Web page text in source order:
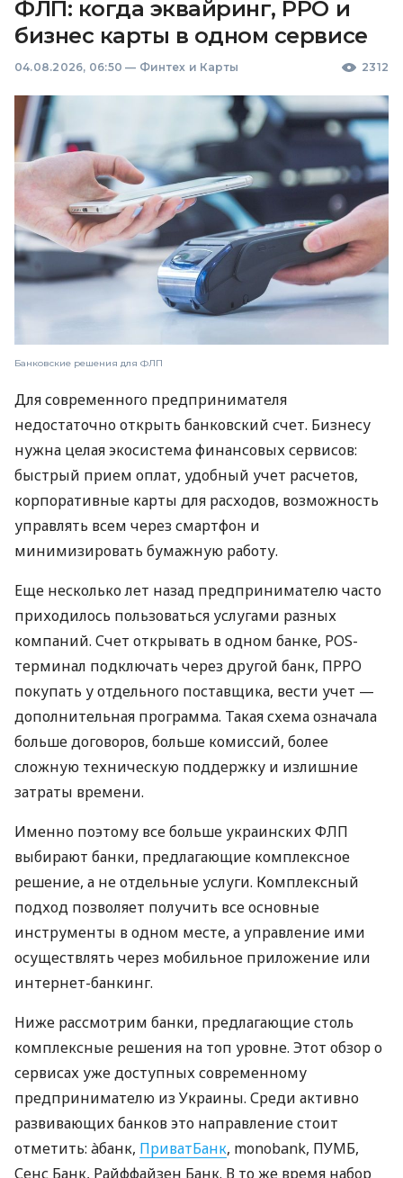
ФЛП: когда эквайринг, РРО и
бизнес карты в одном сервисе
04.08.2026, 06:50 — Финтех и Карты 2312
Банковские решения для ФЛП
Для современного предпринимателя
недостаточно открыть банковский счет. Бизнесу
нужна целая экосистема финансовых сервисов:
быстрый прием оплат, удобный учет расчетов,
корпоративные карты для расходов, возможность
управлять всем через смартфон и
минимизировать бумажную работу.
Еще несколько лет назад предпринимателю часто
приходилось пользоваться услугами разных
компаний. Счет открывать в одном банке, POS-
терминал подключать через другой банк, ПРРО
покупать у отдельного поставщика, вести учет —
дополнительная программа. Такая схема означала
больше договоров, больше комиссий, более
сложную техническую поддержку и излишние
затраты времени.
Именно поэтому все больше украинских ФЛП
выбирают банки, предлагающие комплексное
решение, а не отдельные услуги. Комплексный
подход позволяет получить все основные
инструменты в одном месте, а управление ими
осуществлять через мобильное приложение или
интернет-банкинг.
Ниже рассмотрим банки, предлагающие столь
комплексные решения на топ уровне. Этот обзор о
сервисах уже доступных современному
предпринимателю из Украины. Среди активно
развивающих банков это направление стоит
отметить: àбанк, ПриватБанк, monobank, ПУМБ,
Сенс Банк, Райффайзен Банк. В то же время набор